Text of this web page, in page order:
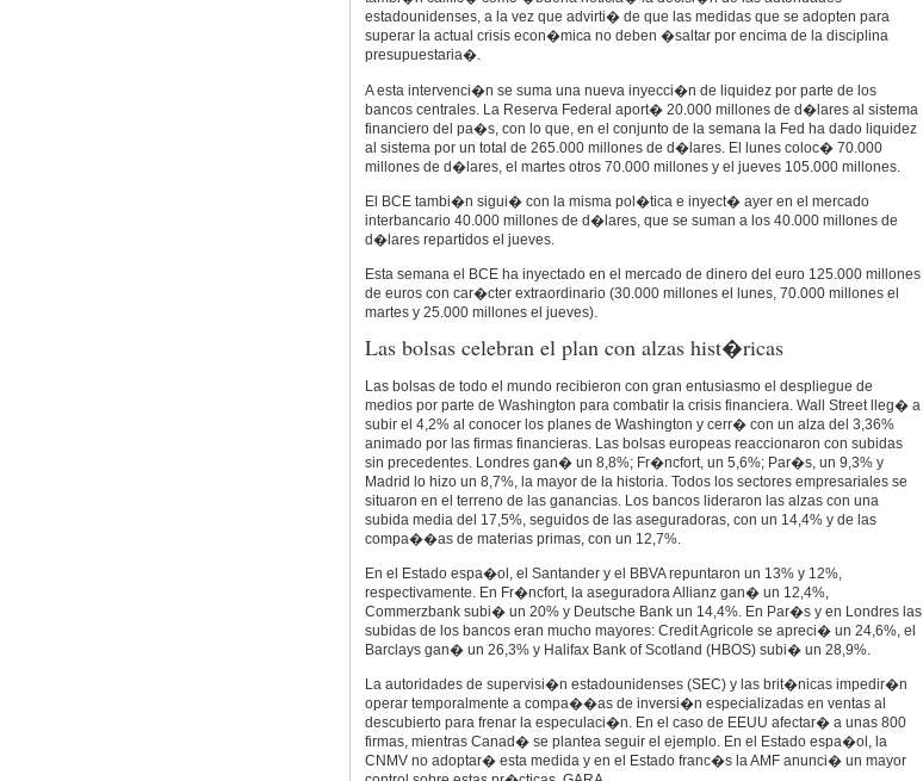
estadounidenses, a la vez que advirti� de que las medidas que se adopten para
superar la actual crisis econ�mica no deben �saltar por encima de la disciplina
presupuestaria�.
A esta intervenci�n se suma una nueva inyecci�n de liquidez por parte de los
bancos centrales. La Reserva Federal aport� 20.000 millones de d�lares al sistema
financiero del pa�s, con lo que, en el conjunto de la semana la Fed ha dado liquidez
al sistema por un total de 265.000 millones de d�lares. El lunes coloc� 70.000
millones de d�lares, el martes otros 70.000 millones y el jueves 105.000 millones.
El BCE tambi�n sigui� con la misma pol�tica e inyect� ayer en el mercado
interbancario 40.000 millones de d�lares, que se suman a los 40.000 millones de
d�lares repartidos el jueves.
Esta semana el BCE ha inyectado en el mercado de dinero del euro 125.000 millones
de euros con car�cter extraordinario (30.000 millones el lunes, 70.000 millones el
martes y 25.000 millones el jueves).
Las bolsas celebran el plan con alzas hist�ricas
Las bolsas de todo el mundo recibieron con gran entusiasmo el despliegue de
medios por parte de Washington para combatir la crisis financiera. Wall Street lleg� a
subir el 4,2% al conocer los planes de Washington y cerr� con un alza del 3,36%
animado por las firmas financieras. Las bolsas europeas reaccionaron con subidas
sin precedentes. Londres gan� un 8,8%; Fr�ncfort, un 5,6%; Par�s, un 9,3% y
Madrid lo hizo un 8,7%, la mayor de la historia. Todos los sectores empresariales se
situaron en el terreno de las ganancias. Los bancos lideraron las alzas con una
subida media del 17,5%, seguidos de las aseguradoras, con un 14,4% y de las
compa��as de materias primas, con un 12,7%.
En el Estado espa�ol, el Santander y el BBVA repuntaron un 13% y 12%,
respectivamente. En Fr�ncfort, la aseguradora Allianz gan� un 12,4%,
Commerzbank subi� un 20% y Deutsche Bank un 14,4%. En Par�s y en Londres las
subidas de los bancos eran mucho mayores: Credit Agricole se apreci� un 24,6%, el
Barclays gan� un 26,3% y Halifax Bank of Scotland (HBOS) subi� un 28,9%.
La autoridades de supervisi�n estadounidenses (SEC) y las brit�nicas impedir�n
operar temporalmente a compa��as de inversi�n especializadas en ventas al
descubierto para frenar la especulaci�n. En el caso de EEUU afectar� a unas 800
firmas, mientras Canad� se plantea seguir el ejemplo. En el Estado espa�ol, la
CNMV no adoptar� esta medida y en el Estado franc�s la AMF anunci� un mayor